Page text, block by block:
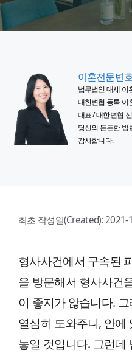
이혼전문변
법무법인 대세
대한변협 등록 이
대표 / 대한변협
당신의 든든한 법
감사합니다.
최초 작성일(Created):2021-
형사사건에서 구속된
을 방문해서 형사사건
이 좋지가 않습니다.
열심히 도와주니, 안에
놓일 것입니다. 그런데